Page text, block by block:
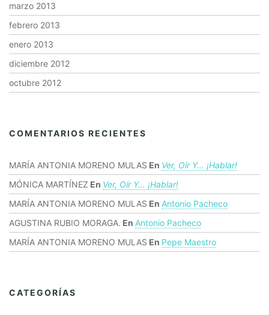
marzo 2013
febrero 2013
enero 2013
diciembre 2012
octubre 2012
COMENTARIOS RECIENTES
MARÍA ANTONIA MORENO MULAS En Ver, Oír Y… ¡hablar!
MÓNICA MARTÍNEZ En Ver, Oír Y… ¡hablar!
MARÍA ANTONIA MORENO MULAS En Antonio Pacheco
AGUSTINA RUBIO MORAGA. En Antonio Pacheco
MARÍA ANTONIA MORENO MULAS En Pepe Maestro
CATEGORÍAS